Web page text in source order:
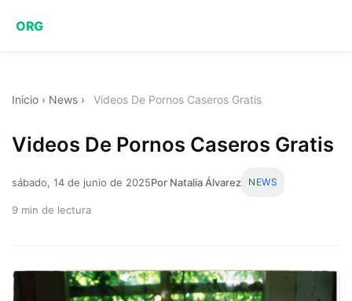
ORG
Inicio › News › Videos De Pornos Caseros Gratis
Videos De Pornos Caseros Gratis
sábado, 14 de junio de 2025Por Natalia Álvarez NEWS
9 min de lectura